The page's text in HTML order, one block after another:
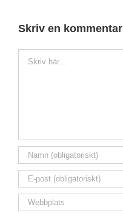
Skriv en kommentar